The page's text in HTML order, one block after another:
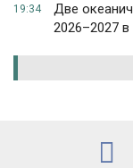
19:34
Две
2026–2027 в